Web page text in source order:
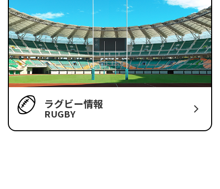
ラグビー情報
RUGBY